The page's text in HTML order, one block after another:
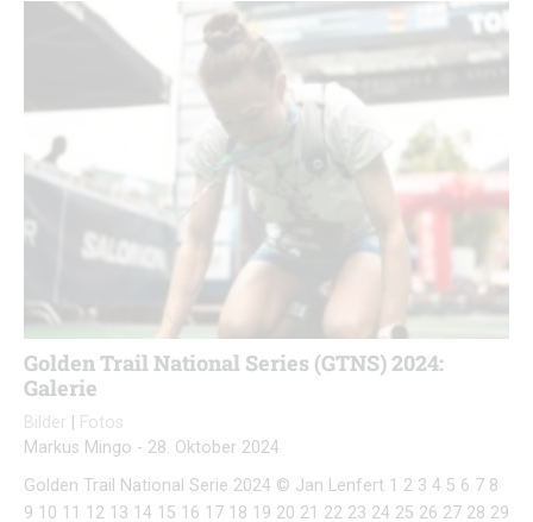
Golden Trail National Series (GTNS) 2024:
Galerie
Bilder
Fotos
Markus Mingo - 28. Oktober 2024
Golden Trail National Serie 2024 © Jan Lenfert 1 2 3 4 5 6 7 8
9 10 11 12 13 14 15 16 17 18 19 20 21 22 23 24 25 26 27 28 29